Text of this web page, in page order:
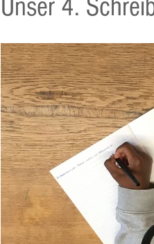
Unser 4.